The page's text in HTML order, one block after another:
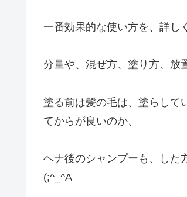
一番効果的な使い方を、詳し
分量や、混ぜ方、塗り方、放
塗る前は髪の毛は、塗らして
てからが良いのか、
ヘナ後のシャンプーも、した
(;^_^A